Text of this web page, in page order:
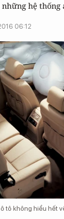
hệ thống
06:12
tô không hiểu hết